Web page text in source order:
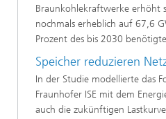
Braunkohlekraftwerke erhöht
nochmals erheblich auf 67,6
Prozent des bis 2030
Speicher reduzieren
In der Studie modellierte das
Fraunhofer ISE mit dem
auch die zukünftigen